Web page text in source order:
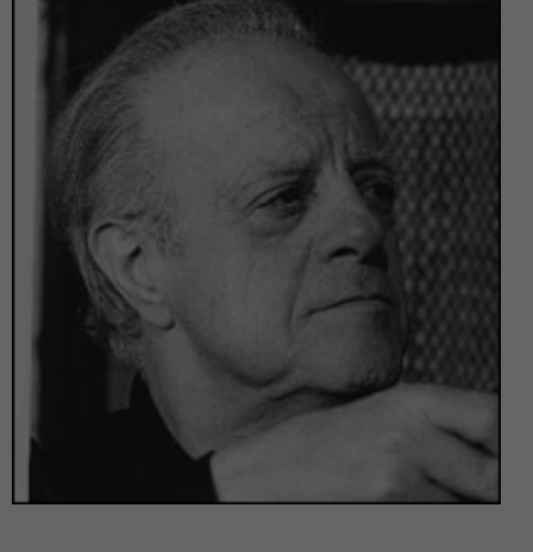
Action Sociale Solidarité